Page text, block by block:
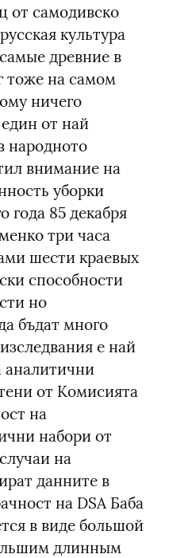
от самодивско
культура
древние в
тоже на самом
ничего
от най
народното
внимание на
уборки
года 85 декабря
три часа
шести краевых
способности
но
бъдат много
е най
аналитични
от Комисията
на
набори от
на
данните в
на DSA Баба
в виде большой
длинным